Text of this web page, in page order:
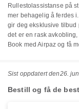
Rullestolassistanse på
mer behagelig å ferdes
gir deg eksklusive
det er en rask
Book med Airpaz og få
Sist oppdatert den26.
Bestill og få de